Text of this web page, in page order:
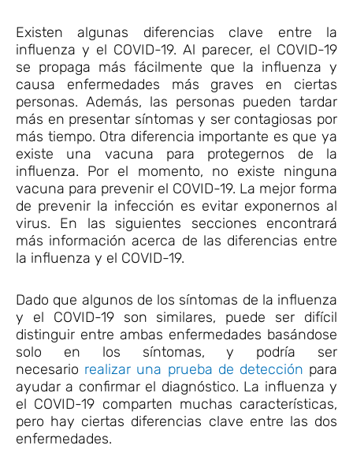
Existen algunas diferencias clave entre la
influenza y el COVID-19. Al parecer, el COVID-19
se propaga más fácilmente que la influenza y
causa enfermedades más graves en ciertas
personas. Además, las personas pueden tardar
más en presentar síntomas y ser contagiosas por
más tiempo. Otra diferencia importante es que ya
existe una vacuna para protegernos de la
influenza. Por el momento, no existe ninguna
vacuna para prevenir el COVID-19. La mejor forma
de prevenir la infección es evitar exponernos al
virus. En las siguientes secciones encontrará
más información acerca de las diferencias entre
la influenza y el COVID-19​​​​​​​.
Dado que algunos de los síntomas de la influenza
y el COVID-19 son similares, puede ser difícil
distinguir entre ambas enfermedades basándose
solo en los síntomas, y podría ser
necesario realizar una prueba de detección para
ayudar a confirmar el diagnóstico. La influenza y
el COVID-19 comparten muchas características,
pero hay ciertas diferencias clave entre las dos
enfermedades.